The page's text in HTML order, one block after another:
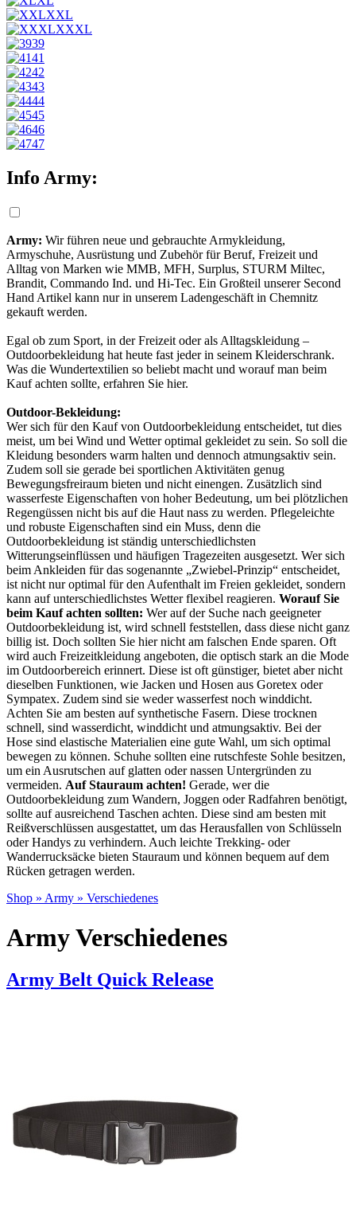
XXL
XXXL
39
41
42
43
44
45
46
47
Info Army:
Army: Wir führen neue und gebrauchte Armykleidung,
Armyschuhe, Ausrüstung und Zubehör für Beruf, Freizeit und
Alltag von Marken wie MMB, MFH, Surplus, STURM Miltec,
Brandit, Commando Ind. und Hi-Tec. Ein Großteil unserer Second
Hand Artikel kann nur in unserem Ladengeschäft in Chemnitz
gekauft werden.
Egal ob zum Sport, in der Freizeit oder als Alltagskleidung –
Outdoorbekleidung hat heute fast jeder in seinem Kleiderschrank.
Was die Wundertextilien so beliebt macht und worauf man beim
Kauf achten sollte, erfahren Sie hier.
Outdoor-Bekleidung:
Wer sich für den Kauf von Outdoorbekleidung entscheidet, tut dies
meist, um bei Wind und Wetter optimal gekleidet zu sein. So soll die
Kleidung besonders warm halten und dennoch atmungsaktiv sein.
Zudem soll sie gerade bei sportlichen Aktivitäten genug
Bewegungsfreiraum bieten und nicht einengen. Zusätzlich sind
wasserfeste Eigenschaften von hoher Bedeutung, um bei plötzlichen
Regengüssen nicht bis auf die Haut nass zu werden. Pflegeleichte
und robuste Eigenschaften sind ein Muss, denn die
Outdoorbekleidung ist ständig unterschiedlichsten
Witterungseinflüssen und häufigen Tragezeiten ausgesetzt. Wer sich
beim Ankleiden für das sogenannte „Zwiebel-Prinzip“ entscheidet,
ist nicht nur optimal für den Aufenthalt im Freien gekleidet, sondern
kann auf unterschiedlichstes Wetter flexibel reagieren. Worauf Sie
beim Kauf achten sollten: Wer auf der Suche nach geeigneter
Outdoorbekleidung ist, wird schnell feststellen, dass diese nicht ganz
billig ist. Doch sollten Sie hier nicht am falschen Ende sparen. Oft
wird auch Freizeitkleidung angeboten, die optisch stark an die Mode
im Outdoorbereich erinnert. Diese ist oft günstiger, bietet aber nicht
dieselben Funktionen, wie Jacken und Hosen aus Goretex oder
Sympatex. Zudem sind sie weder wasserfest noch winddicht.
Achten Sie am besten auf synthetische Fasern. Diese trocknen
schnell, sind wasserdicht, winddicht und atmungsaktiv. Bei der
Hose sind elastische Materialien eine gute Wahl, um sich optimal
bewegen zu können. Schuhe sollten eine rutschfeste Sohle besitzen,
um ein Ausrutschen auf glatten oder nassen Untergründen zu
vermeiden. Auf Stauraum achten! Gerade, wer die
Outdoorbekleidung zum Wandern, Joggen oder Radfahren benötigt,
sollte auf ausreichend Taschen achten. Diese sind am besten mit
Reißverschlüssen ausgestattet, um das Herausfallen von Schlüsseln
oder Handys zu verhindern. Auch leichte Trekking- oder
Wanderrucksäcke bieten Stauraum und können bequem auf dem
Rücken getragen werden.
Shop » Army » Verschiedenes
Army Verschiedenes
Army Belt Quick Release